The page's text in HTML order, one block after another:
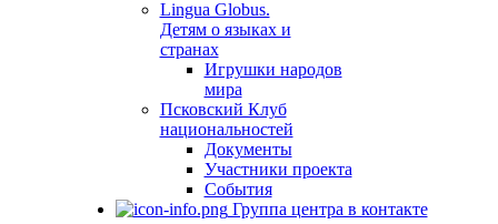
Lingua Globus.
Детям о языках и
странах
Игрушки народов
мира
Псковский Клуб
национальностей
Документы
Участники проекта
События
Группа центра в контакте